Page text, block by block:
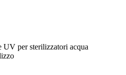
UV per sterilizzatori acqua